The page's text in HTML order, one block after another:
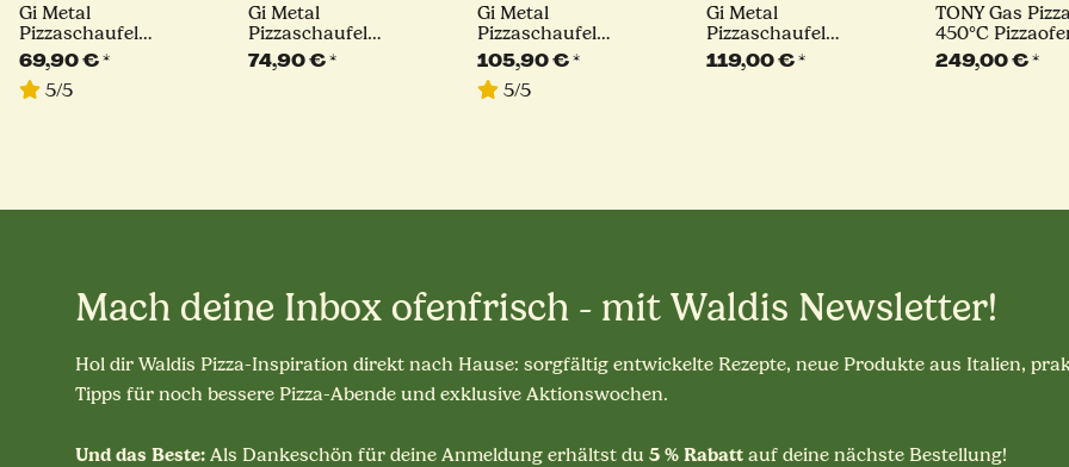
Gi Metal
Pizzaschaufel
Azzurra | Ø 33 cm |
Stiel 30 cm | rund
69,90 €*
5/5
Gi Metal
Pizzaschaufel
Azzurra | Ø 36 cm |
Stiel 30 cm | rund
74,90 €*
Gi Metal
Pizzaschaufel
Azzurra | Ø 30 cm |
Stiel 60 cm | eckig
105,90 €*
5/5
Gi Metal
Pizzaschaufel
Azzurra | Ø 36 cm |
Stiel 30 cm | eckig
119,00 €*
TONY Gas
450°C
Pizza bis 30 cm
249,00 €*
Mach deine Inbox ofenfrisch - mit Waldis Newsletter!
Hol dir Waldis Pizza-Inspiration direkt nach Hause: sorgfältig entwickelte Rezepte, neue Produkte aus Italien,
Tipps für noch bessere Pizza-Abende und exklusive Aktionswochen.
Und das Beste: Als Dankeschön für deine Anmeldung erhältst du 5 % Rabatt auf deine nächste Bestellung!